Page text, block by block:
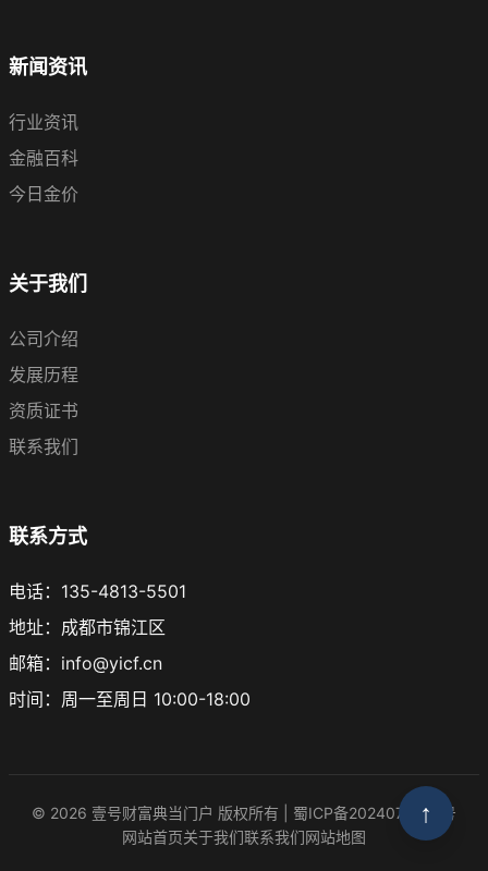
新闻资讯
行业资讯
金融百科
今日金价
关于我们
公司介绍
发展历程
资质证书
联系我们
联系方式
电话：135-4813-5501
地址：成都市锦江区
邮箱：info@yicf.cn
时间：周一至周日 10:00-18:00
© 2026 壹号财富典当门户 版权所有 | 蜀ICP备2024076748号
网站首页关于我们联系我们网站地图
↑